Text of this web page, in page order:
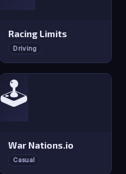
Racing Limits
Driving
🕹️
War Nations.io
Casual